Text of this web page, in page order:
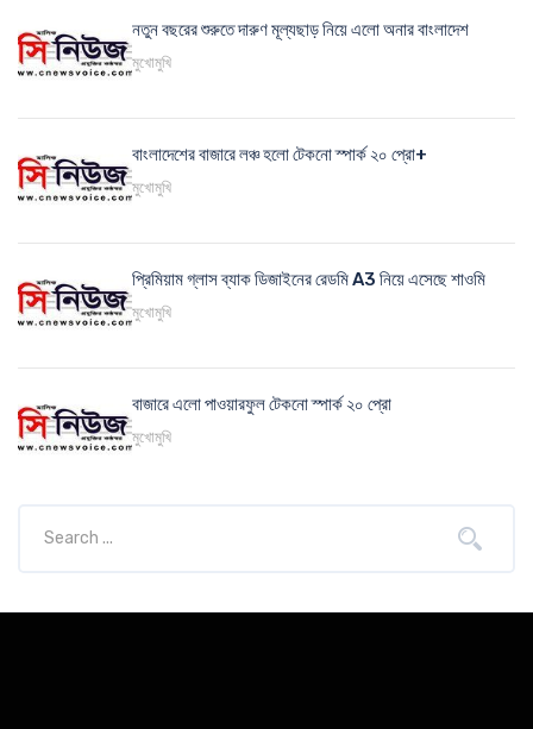
নতুন বছরের শুরুতে দারুণ মূল্যছাড় নিয়ে এলো অনার বাংলাদেশ
মুখোমুখি
বাংলাদেশের বাজারে লঞ্চ হলো টেকনো স্পার্ক ২০ প্রো+
মুখোমুখি
প্রিমিয়াম গ্লাস ব্যাক ডিজাইনের রেডমি A3 নিয়ে এসেছে শাওমি
মুখোমুখি
বাজারে এলো পাওয়ারফুল টেকনো স্পার্ক ২০ প্রো
মুখোমুখি